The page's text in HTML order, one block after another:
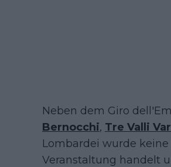
Neben dem Giro
Bernocchi, Tre Valli
Lombardei wurde
Veranstaltung handelt